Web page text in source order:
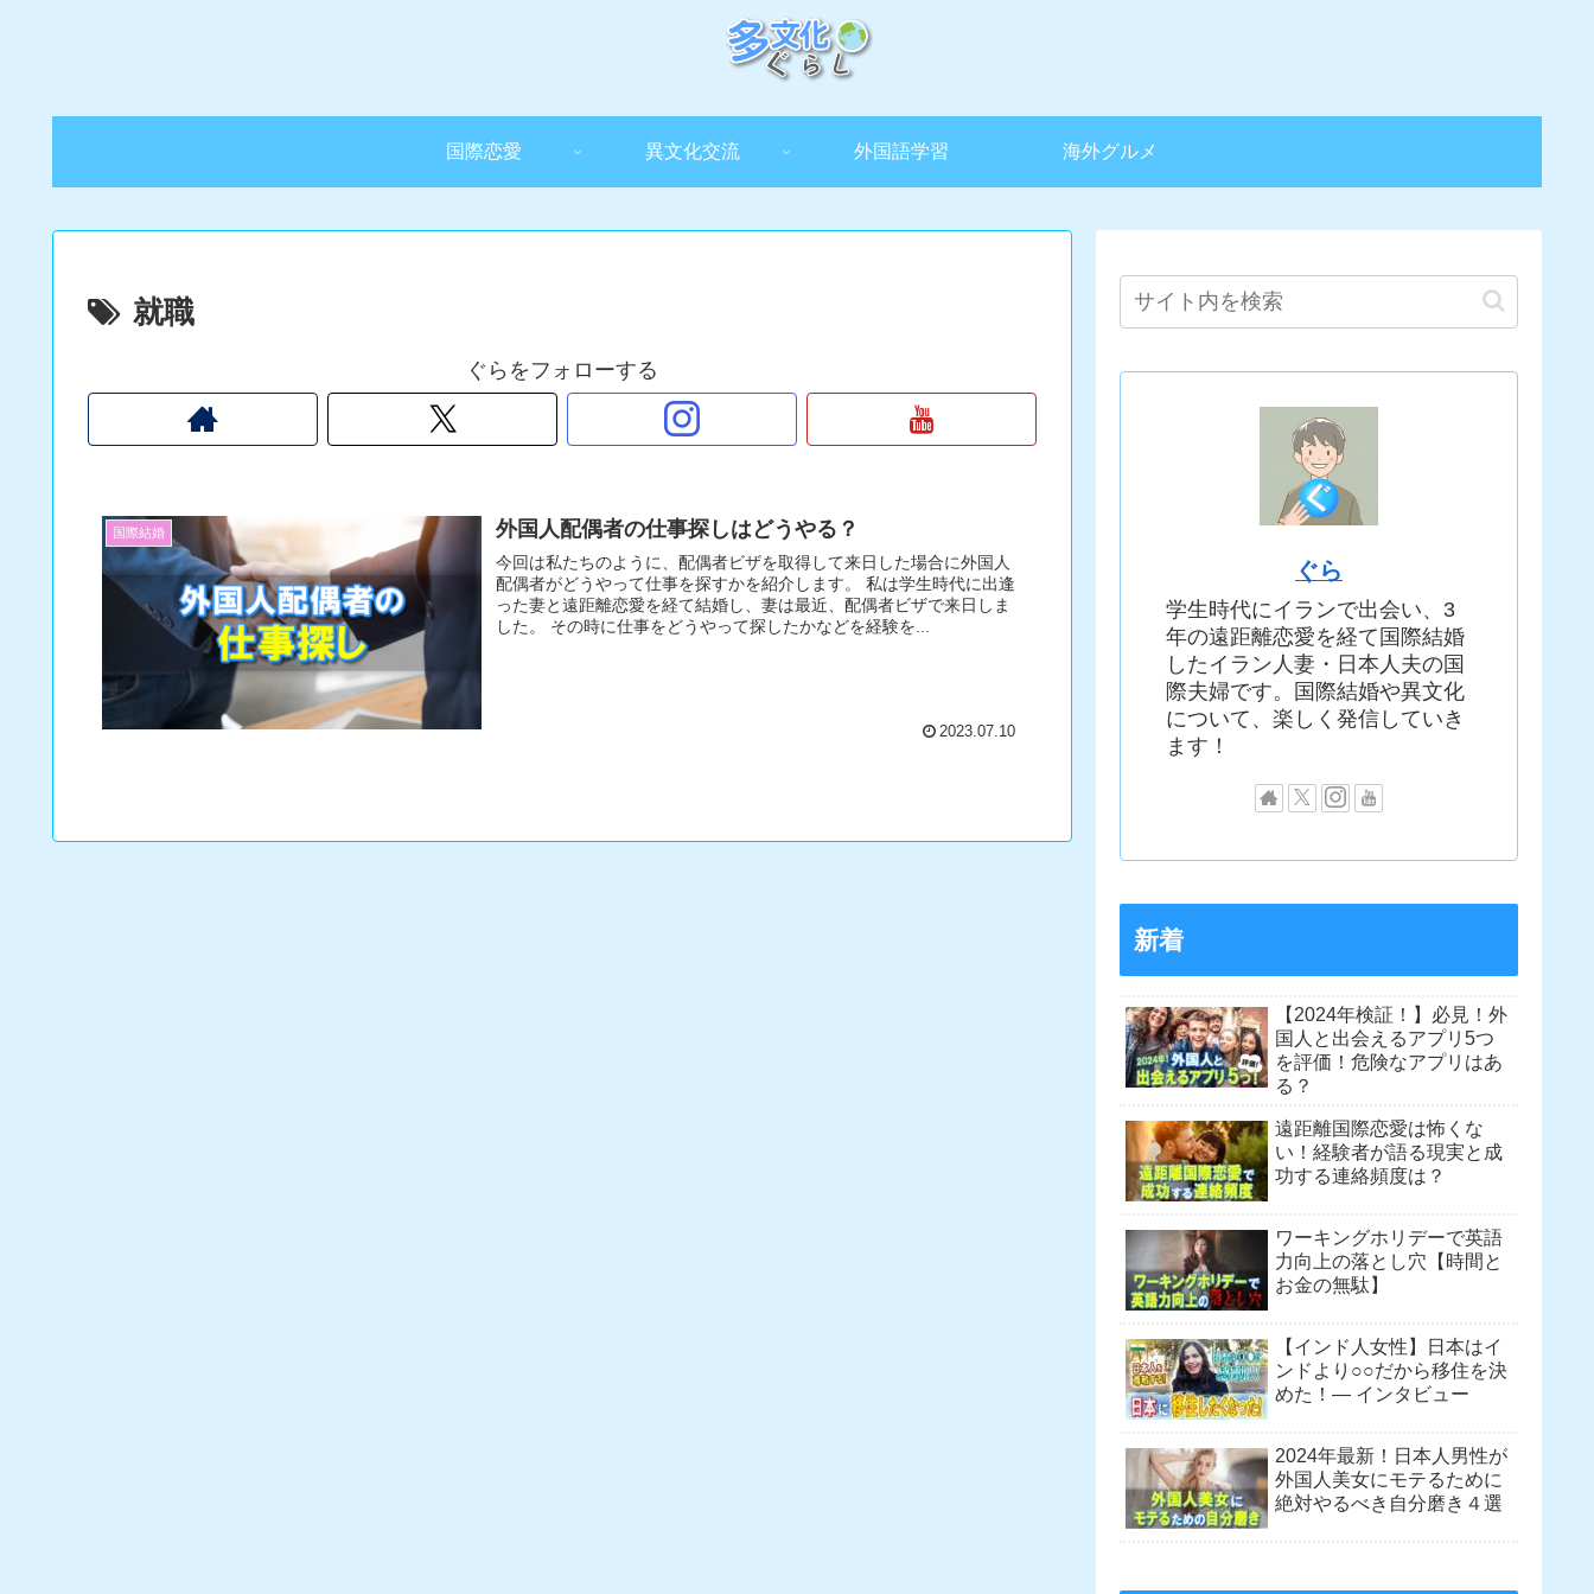
国際恋愛 異文化交流 外国語学習 海外グルメ
就職
ぐらをフォローする
国際結婚 外国人配偶者の仕事探しはどうやる？
今回は私たちのように、配偶者ビザを取得して来日した場合に外国人
配偶者がどうやって仕事を探すかを紹介します。 私は学生時代に出逢
った妻と遠距離恋愛を経て結婚し、妻は最近、配偶者ビザで来日しま
した。 その時に仕事をどうやって探したかなどを経験を...
2023.07.10
ぐら
学生時代にイランで出会い、3
年の遠距離恋愛を経て国際結婚
したイラン人妻・日本人夫の国
際夫婦です。国際結婚や異文化
について、楽しく発信していき
ます！
新着
【2024年検証！】必見！外
国人と出会えるアプリ5つ
を評価！危険なアプリはあ
る？
遠距離国際恋愛は怖くな
い！経験者が語る現実と成
功する連絡頻度は？
ワーキングホリデーで英語
力向上の落とし穴【時間と
お金の無駄】
【インド人女性】日本はイ
ンドより○○だから移住を決
めた！― インタビュー
2024年最新！日本人男性が
外国人美女にモテるために
絶対やるべき自分磨き４選